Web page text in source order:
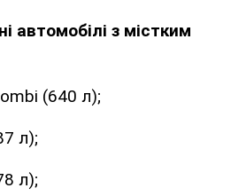
автомобілі з містким
(640 л);
л);
л);